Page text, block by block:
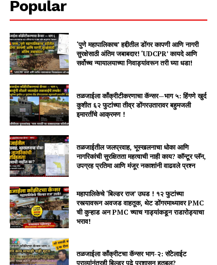
Popular
‘पुणे महापालिकाच’ हद्दीतील डोंगर कापणी आणि नागरी
सुरक्षेसाठी अंतिम जबाबदार! ‘UDCPR’ कायदे आणि
सर्वोच्च न्यायालयाच्या निवाड्यांवरून तरी घ्या धडा!
तळजाईला काँक्रीटीकरणाचा कॅन्सर—भाग ५: हिंगणे खुर्द
कुशीत ६२ फुटांच्या तीव्र डोंगरउतारावर बहुमजली
इमारतींचे आक्रमण !
तळजाईतील जलप्रवाह, भूस्खलनाचा धोका आणि
नागरिकांची सुरक्षितता महत्वाची नाही काय? कॉन्टूर प्लॅन,
उपग्रह प्रतिमा आणि मंजूर नकाशांनी वाढवले प्रश्न
महापालिकेचे ‘बिल्डर राज’ उघड ! १२ फुटांच्या
रस्त्यावरून अवजड वाहतूक, थेट डोंगरमाथ्यावर PMC
ची कुऱ्हाड अन PMC च्याच गाड्यांकडून राडारोड्याचा
भराव!
तळजाईला कॉंक्रीटचा कॅन्सर भाग-२: सॅटेलाईट
पुराव्यांनंतरही बिल्डर पुढे प्रशासन हतबल?